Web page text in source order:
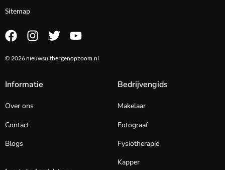
Sitemap
© 2026 nieuwsuitbergenopzoom.nl
Informatie
Over ons
Contact
Blogs
Bedrijvengids
Makelaar
Fotograaf
Fysiotherapie
Kapper